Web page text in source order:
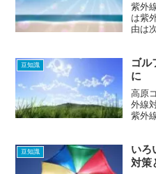
紫外
は紫
由は
豆知識
ゴル
に
高原
外線
紫外
豆知識
いろ
対策